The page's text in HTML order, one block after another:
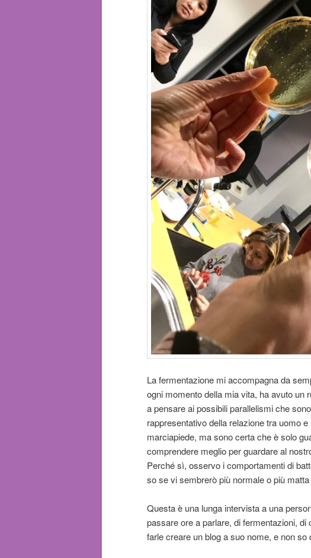
La fermentazione mi accompagna da
ogni momento della mia vita, ha avuto un
a pensare ai possibili parallelismi che
rappresentativo della relazione tra uomo
marciapiede, ma sono certa che è solo
comprendere meglio per guardare al
Perché sì, osservo i comportamenti di
so se vi sembrerò più normale o più
Questa è una lunga intervista a una
passare ore a parlare, di fermentazioni,
farle creare un blog a suo nome, e non